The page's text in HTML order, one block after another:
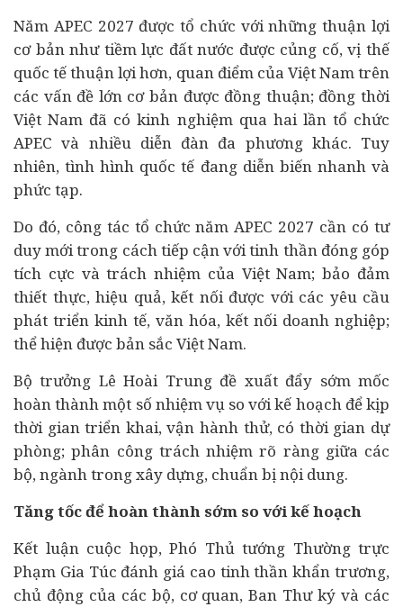
Năm APEC 2027 được tổ chức với những thuận lợi
cơ bản như tiềm lực đất nước được củng cố, vị thế
quốc tế thuận lợi hơn, quan điểm của Việt Nam trên
các vấn đề lớn cơ bản được đồng thuận; đồng thời
Việt Nam đã có kinh nghiệm qua hai lần tổ chức
APEC và nhiều diễn đàn đa phương khác. Tuy
nhiên, tình hình quốc tế đang diễn biến nhanh và
phức tạp.
Do đó, công tác tổ chức năm APEC 2027 cần có tư
duy mới trong cách tiếp cận với tinh thần đóng góp
tích cực và trách nhiệm của Việt Nam; bảo đảm
thiết thực, hiệu quả, kết nối được với các yêu cầu
phát triển kinh tế, văn hóa, kết nối doanh nghiệp;
thể hiện được bản sắc Việt Nam.
Bộ trưởng Lê Hoài Trung đề xuất đẩy sớm mốc
hoàn thành một số nhiệm vụ so với kế hoạch để kịp
thời gian triển khai, vận hành thử, có thời gian dự
phòng; phân công trách nhiệm rõ ràng giữa các
bộ, ngành trong xây dựng, chuẩn bị nội dung.
Tăng tốc để hoàn thành sớm so với kế hoạch
Kết luận cuộc họp, Phó Thủ tướng Thường trực
Phạm Gia Túc đánh giá cao tinh thần khẩn trương,
chủ động của các bộ, cơ quan, Ban Thư ký và các